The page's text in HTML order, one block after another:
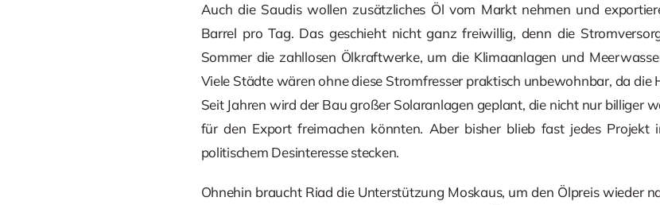
Auch die Saudis wollen zusätzliches Öl vom Markt nehmen und
Barrel pro Tag. Das geschieht nicht ganz freiwillig, denn die
Sommer die zahllosen Ölkraftwerke, um die Klimaanlagen und
Viele Städte wären ohne diese Stromfresser praktisch unbewohnbar, da
Seit Jahren wird der Bau großer Solaranlagen geplant, die nicht nur billiger
für den Export freimachen könnten. Aber bisher blieb fast jedes Projekt
politischem Desinteresse stecken.
Ohnehin braucht Riad die Unterstützung Moskaus, um den Ölpreis wieder